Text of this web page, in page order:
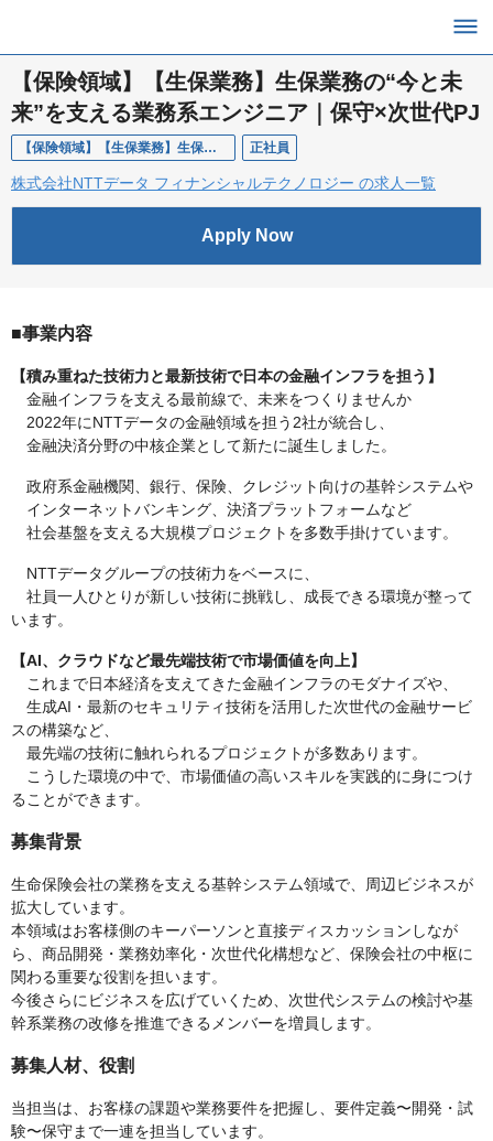
【保険領域】【生保業務】生保業務の“今と未
来”を支える業務系エンジニア｜保守×次世代PJ
【保険領域】【生保業務】生保業務の“今と未来”を支える業務系エンジニア｜保守×次世代PJ 正社員
株式会社NTTデータ フィナンシャルテクノロジー の求人一覧
Apply Now
■事業内容
【積み重ねた技術力と最新技術で日本の金融インフラを担う】
金融インフラを支える最前線で、未来をつくりませんか
2022年にNTTデータの金融領域を担う2社が統合し、
金融決済分野の中核企業として新たに誕生しました。
政府系金融機関、銀行、保険、クレジット向けの基幹システムや
インターネットバンキング、決済プラットフォームなど
社会基盤を支える大規模プロジェクトを多数手掛けています。
NTTデータグループの技術力をベースに、
社員一人ひとりが新しい技術に挑戦し、成長できる環境が整って
います。
【AI、クラウドなど最先端技術で市場価値を向上】
これまで日本経済を支えてきた金融インフラのモダナイズや、
生成AI・最新のセキュリティ技術を活用した次世代の金融サービ
スの構築など、
最先端の技術に触れられるプロジェクトが多数あります。
こうした環境の中で、市場価値の高いスキルを実践的に身につけ
ることができます。
募集背景
生命保険会社の業務を支える基幹システム領域で、周辺ビジネスが
拡大しています。
本領域はお客様側のキーパーソンと直接ディスカッションしなが
ら、商品開発・業務効率化・次世代化構想など、保険会社の中枢に
関わる重要な役割を担います。
今後さらにビジネスを広げていくため、次世代システムの検討や基
幹系業務の改修を推進できるメンバーを増員します。
募集人材、役割
当担当は、お客様の課題や業務要件を把握し、要件定義〜開発・試
験〜保守まで一連を担当しています。